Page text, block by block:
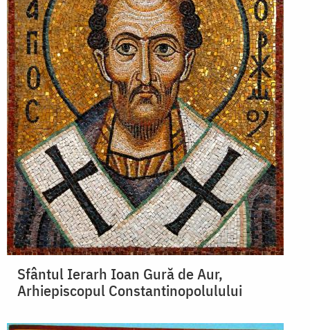
Sfântul Ierarh Ioan Gură de Aur,
Arhiepiscopul Constantinopolulului